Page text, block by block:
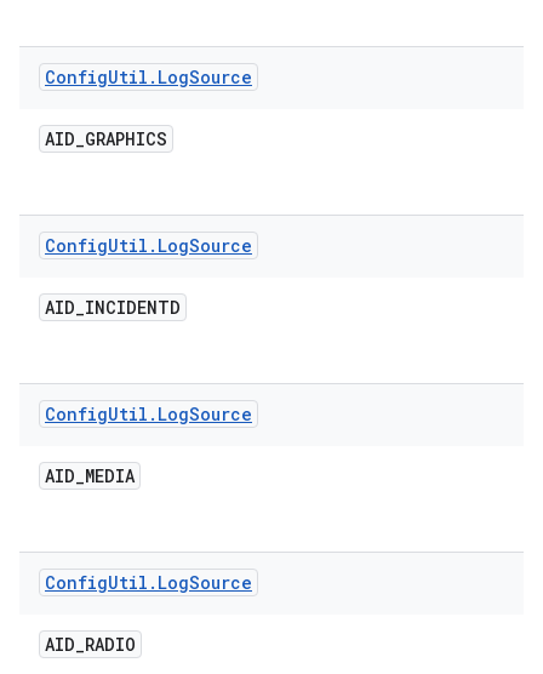
ConfigUtil . LogSource
AID_GRAPHICS
ConfigUtil . LogSource
AID_INCIDENTD
ConfigUtil . LogSource
AID_MEDIA
ConfigUtil . LogSource
AID_RADIO